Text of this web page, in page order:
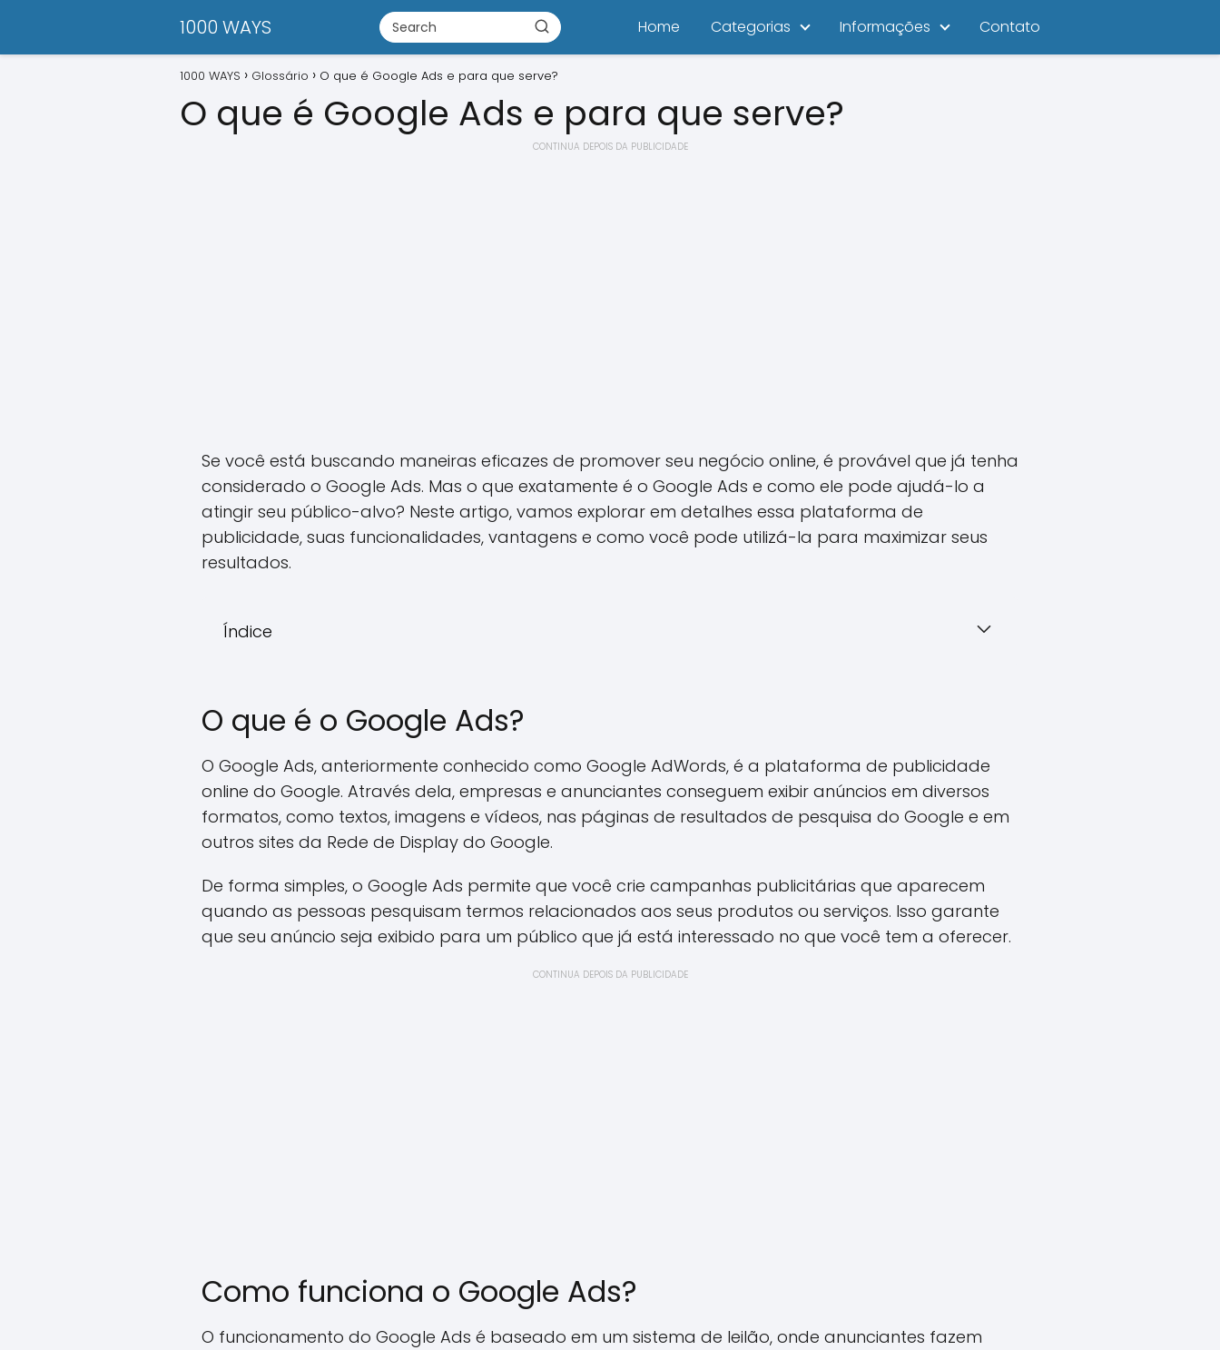
1000 WAYS Home Categorias Informações Contato
1000 WAYS Glossário O que é Google Ads e para que serve?
O que é Google Ads e para que serve?
CONTINUA DEPOIS DA PUBLICIDADE
Se você está buscando maneiras eficazes de promover seu negócio online, é provável que já tenha
considerado o Google Ads. Mas o que exatamente é o Google Ads e como ele pode ajudá-lo a
atingir seu público-alvo? Neste artigo, vamos explorar em detalhes essa plataforma de
publicidade, suas funcionalidades, vantagens e como você pode utilizá-la para maximizar seus
resultados.
Índice
O que é o Google Ads?
O Google Ads, anteriormente conhecido como Google AdWords, é a plataforma de publicidade
online do Google. Através dela, empresas e anunciantes conseguem exibir anúncios em diversos
formatos, como textos, imagens e vídeos, nas páginas de resultados de pesquisa do Google e em
outros sites da Rede de Display do Google.
De forma simples, o Google Ads permite que você crie campanhas publicitárias que aparecem
quando as pessoas pesquisam termos relacionados aos seus produtos ou serviços. Isso garante
que seu anúncio seja exibido para um público que já está interessado no que você tem a oferecer.
CONTINUA DEPOIS DA PUBLICIDADE
Como funciona o Google Ads?
O funcionamento do Google Ads é baseado em um sistema de leilão, onde anunciantes fazem